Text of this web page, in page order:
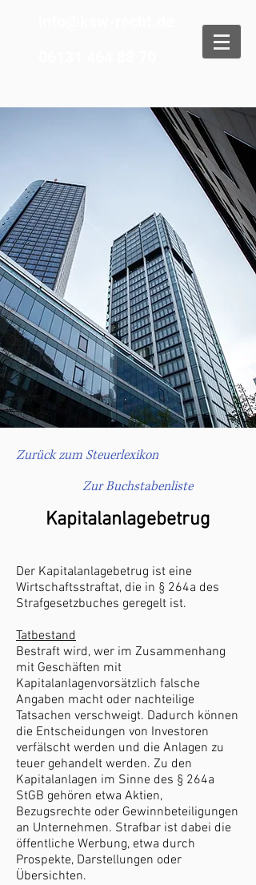
Zurück zum Steuerlexikon
Zur Buchstabenliste
Kapitalanlagebetrug
Der Kapitalanlagebetrug ist eine
Wirtschaftsstraftat, die in § 264a des
Strafgesetzbuches geregelt ist.
Tatbestand
Bestraft wird, wer im Zusammenhang
mit Geschäften mit
Kapitalanlagenvorsätzlich falsche
Angaben macht oder nachteilige
Tatsachen verschweigt. Dadurch können
die Entscheidungen von Investoren
verfälscht werden und die Anlagen zu
teuer gehandelt werden. Zu den
Kapitalanlagen im Sinne des § 264a
StGB gehören etwa Aktien,
Bezugsrechte oder Gewinnbeteiligungen
an Unternehmen. Strafbar ist dabei die
öffentliche Werbung, etwa durch
Prospekte, Darstellungen oder
Übersichten.